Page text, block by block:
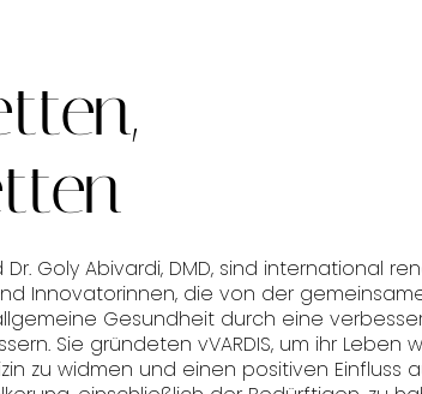
Dr. Goly Abivardi, DMD, sind international
Innovatorinnen, die von der
Gesundheit durch eine
Sie gründeten vVARDIS, um ihr Leben
zu widmen und einen positiven Einfluss